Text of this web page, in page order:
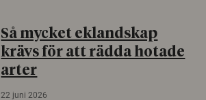
Så mycket eklandskap
krävs för att rädda hotade
arter
22 juni 2026